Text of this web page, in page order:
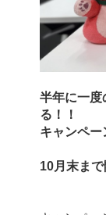
半年に一度
る！！
キャンペー
10月末まで